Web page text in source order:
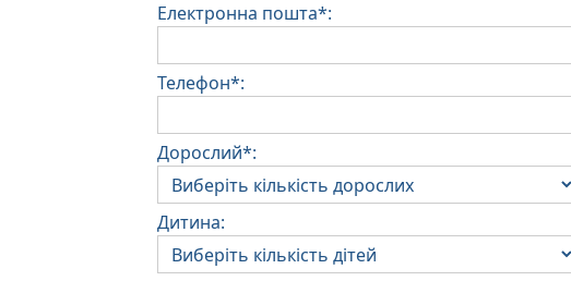
Електронна пошта*:
Телефон*:
Дорослий*:
Дитина: